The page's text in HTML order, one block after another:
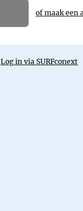
of maak een
Log in via SURFconext